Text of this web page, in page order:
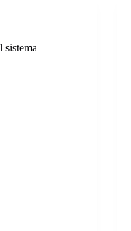
sistema